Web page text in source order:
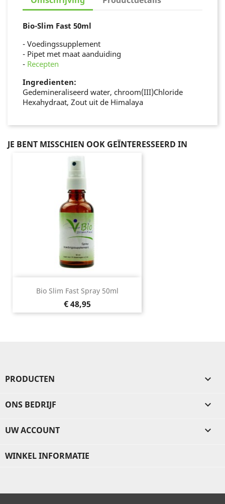
Bio-Slim Fast 50ml
- Voedingssupplement
- Pipet met maat aanduiding
- Recepten
Ingredienten:
Gedemineraliseerd water, chroom(III)Chloride
Hexahydraat, Zout uit de Himalaya
JE BENT MISSCHIEN OOK GEÏNTERESSEERD IN
Bio Slim Fast Spray 50ml
Prijs
€ 48,95
PRODUCTEN 
ONS BEDRIJF 
UW ACCOUNT 
WINKEL INFORMATIE